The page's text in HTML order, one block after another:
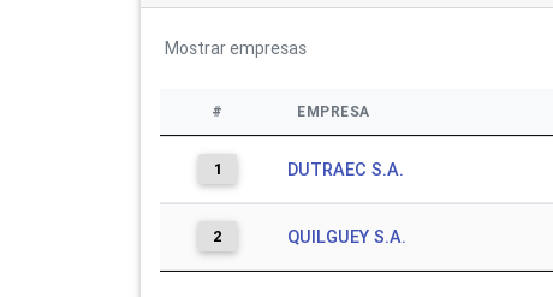
Mostrarempresas
# EMPRESA
1 DUTRAEC S.A.
2 QUILGUEY S.A.